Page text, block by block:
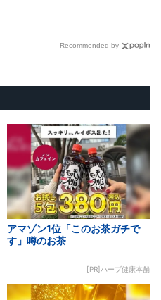
Recommended by
アマゾン1位「このお茶ガチで
す」噂のお茶
[PR]ハーブ健康本舗